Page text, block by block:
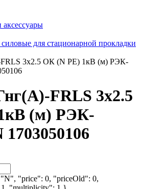
для стационарной прокладки
3х2.5 ОК (N PE) 1кВ (м) РЭК-
FRLS 3х2.5
(м) РЭК-
"price": 0, "priceOld": 0,